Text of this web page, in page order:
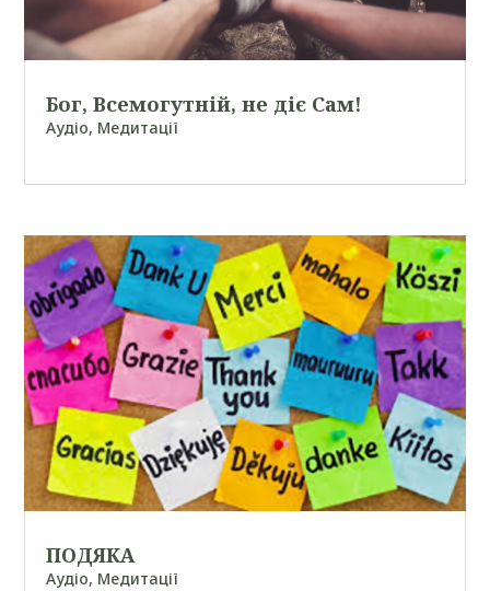
Бог, Всемогутній, не діє Сам!
Аудіо, Медитації
ПОДЯКА
Аудіо, Медитації